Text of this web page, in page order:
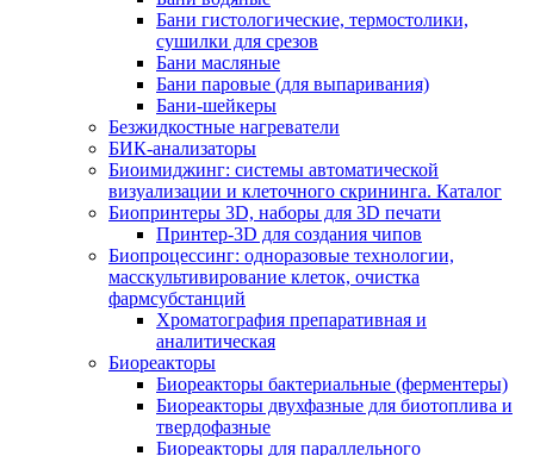
Бани гистологические, термостолики,
сушилки для срезов
Бани масляные
Бани паровые (для выпаривания)
Бани-шейкеры
Безжидкостные нагреватели
БИК-анализаторы
Биоимиджинг: системы автоматической
визуализации и клеточного скрининга. Каталог
Биопринтеры 3D, наборы для 3D печати
Принтер-3D для создания чипов
Биопроцессинг: одноразовые технологии,
масскультивирование клеток, очистка
фармсубстанций
Хроматография препаративная и
аналитическая
Биореакторы
Биореакторы бактериальные (ферментеры)
Биореакторы двухфазные для биотоплива и
твердофазные
Биореакторы для параллельного